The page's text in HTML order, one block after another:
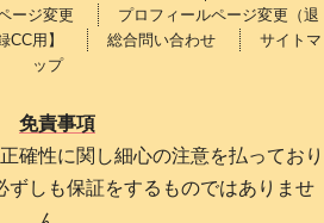
ージ変更
プロフィールページ変更（退
用】
総合問い合わせ
サイトマ
ップ
免責事項
確性に関し細心の注意を払っており
ずしも保証をするものではありませ